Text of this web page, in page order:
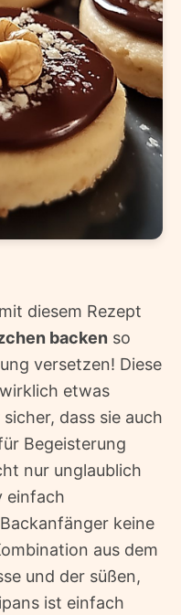
diesem Rezept
backen so
versetzen! Diese
etwas
dass sie auch
Begeisterung
nur unglaublich
einfach
keine
aus dem
und der süßen,
ist einfach